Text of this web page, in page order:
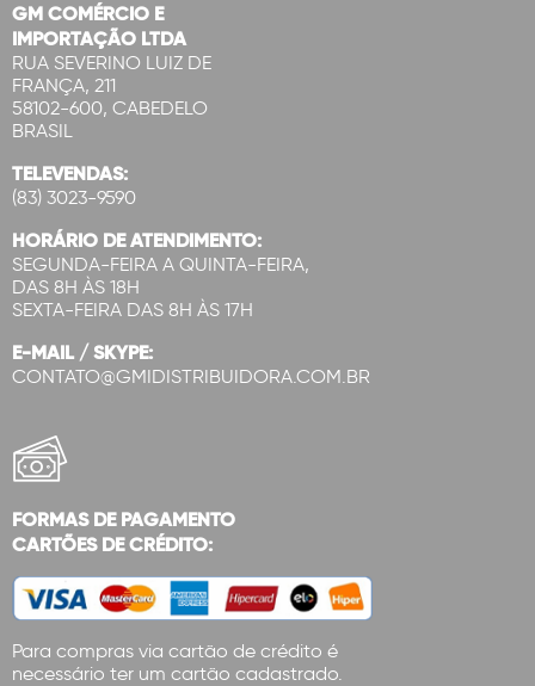
GM COMÉRCIO E
IMPORTAÇÃO LTDA
RUA SEVERINO LUIZ DE
FRANÇA, 211
58102-600, CABEDELO
BRASIL
TELEVENDAS:
(83) 3023-9590
HORÁRIO DE ATENDIMENTO:
SEGUNDA-FEIRA A QUINTA-FEIRA,
DAS 8H ÀS 18H
SEXTA-FEIRA DAS 8H ÀS 17H
E-MAIL / SKYPE:
CONTATO@GMIDISTRIBUIDORA.COM.BR
FORMAS DE PAGAMENTO
CARTÕES DE CRÉDITO:
Para compras via cartão de crédito é
necessário ter um cartão cadastrado.